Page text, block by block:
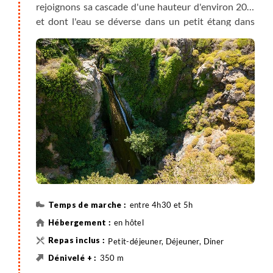
rejoignons sa cascade d'une hauteur d'environ 20m
et dont l'eau se déverse dans un petit étang dans
lequel nous nous baignons avec plaisir.
Le long de la rivière, que nous traversons plusieurs
fois, nous randonnons au cœur d'un petit paradis
vert avec platanes et baies sauvages, quelques
jardins potagers et moulins à eau. Nous passons
sous un ancien pont vénitien du 19e siècle et
descendons un escalier en bois pour atteindre la
cascade. C'est un autre visage de la Crète, plus
verdoyant, dont nous profitons toute la journée.
entre 4h30 et 5h
en hôtel
Petit-déjeuner, Déjeuner, Diner
350 m